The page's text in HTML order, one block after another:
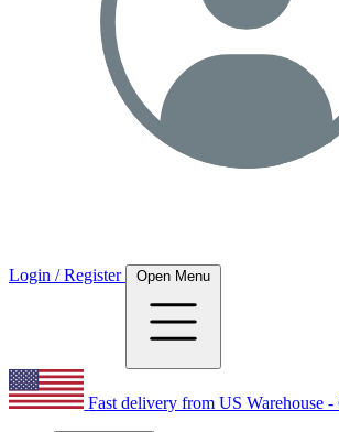
Login / Register Open Menu
Fast delivery from US Warehouse -